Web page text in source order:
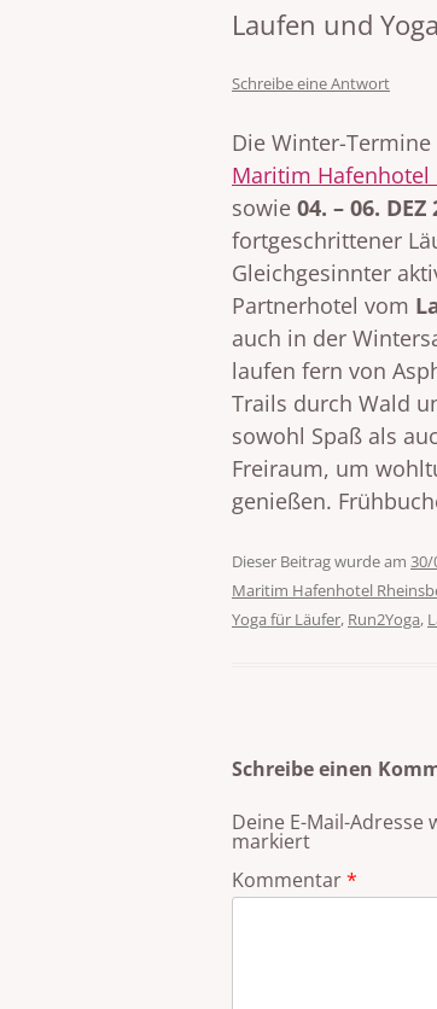
Laufen und
Schreibe eine Antwort
Die Winter-
Maritim Hafenhotel
sowie 04. – 06. DEZ
fortgeschrittener
Gleichgesinnter
Partnerhotel vom
auch in der
laufen fern von
Trails durch Wald
sowohl Spaß als
Freiraum, um
genießen.
Dieser Beitrag wurde am 30/
Maritim Hafenhotel
Yoga für Läufer, Run2Yoga,
Schreibe einen
Deine E-Mail-
markiert
Kommentar*